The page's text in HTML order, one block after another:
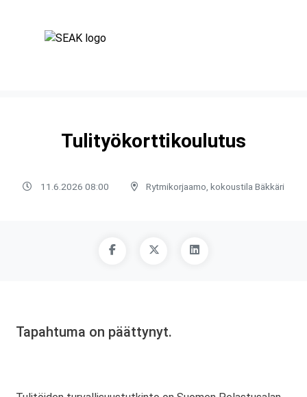
Tulityökorttikoulutus
11.6.2026 08:00 Rytmikorjaamo, kokoustila Bäkkäri
Tapahtuma on päättynyt.